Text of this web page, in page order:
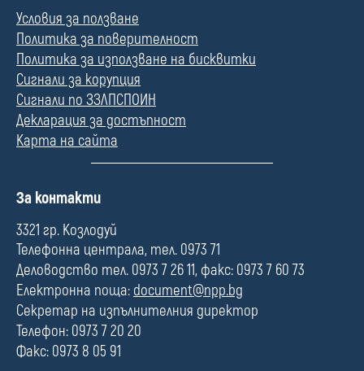
Условия за ползване
Политика за поверителност
Политика за използване на бисквитки
Сигнали за корупция
Сигнали по ЗЗЛПСПОИН
Декларация за достъпност
Карта на сайта
П
л
е
За контакти
3321 гр. Козлодуй
Телефонна централа, тел. 0973 71
Деловодство тел. 0973 7 26 11, факс: 0973 7 60 73
Електронна поща: document@npp.bg
Секретар на изпълнителния директор
Телефон: 0973 7 20 20
Факс: 0973 8 05 91